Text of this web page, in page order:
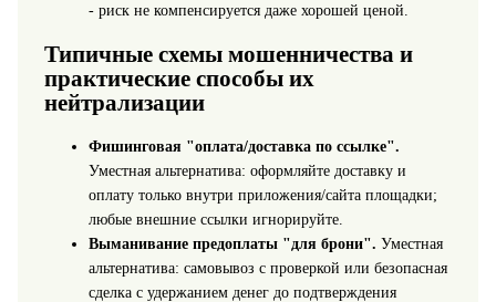
- риск не компенсируется даже хорошей ценой.
Типичные схемы мошенничества и
практические способы их
нейтрализации
Фишинговая "оплата/доставка по ссылке".
Уместная альтернатива: оформляйте доставку и
оплату только внутри приложения/сайта площадки;
любые внешние ссылки игнорируйте.
Выманивание предоплаты "для брони". Уместная
альтернатива: самовывоз с проверкой или безопасная
сделка с удержанием денег до подтверждения